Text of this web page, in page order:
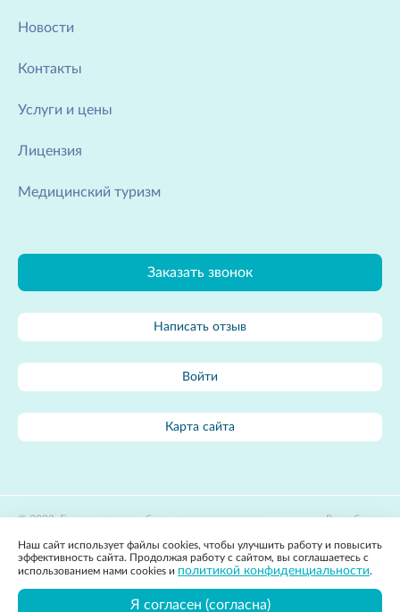
Новости
Контакты
Услуги и цены
Лицензия
Медицинский туризм
Заказать звонок
Написать отзыв
Войти
Карта сайта
2022, Государственное бюджетное учреждение
лечебной физкультуры и спортивной медицины»
Политика конфиденциальности
Разработка
Apricode
Вся представленная на сайте информация, касающаяся стоимости
товаров и услуг, носит информационный характер и ни при каких
условиях не является публичной офертой, определяемой положениями
Наш сайт использует файлы cookies, чтобы улучшить работу и повысить
эффективность сайта. Продолжая работу с сайтом, вы соглашаетесь с
использованием нами cookies и политикой конфиденциальности.
Я согласен (согласна)